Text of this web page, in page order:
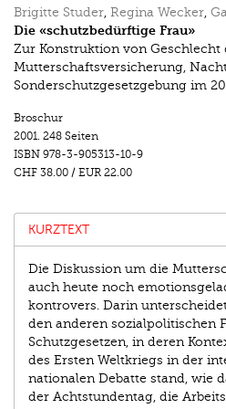
Brigitte Studer, Regina Wecker,
Die «schutzbedürftige Frau»
Zur Konstruktion von Geschlecht
Mutterschaftsversicherung,
Sonderschutzgesetzgebung im
Broschur
2001. 248 Seiten
ISBN 978-3-905313-10-9
CHF 38.00 / EUR 22.00
KURZTEXT
Die Diskussion um die
auch heute noch
kontrovers. Darin
den anderen sozialpolitischen
Schutzgesetzen, in deren
des Ersten Weltkriegs in der
nationalen Debatte stand, wie
der Achtstundentag, die